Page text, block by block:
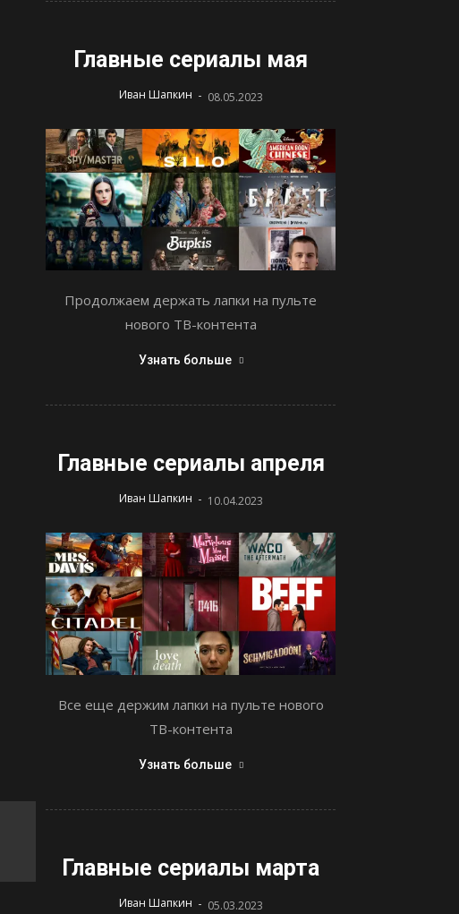
Главные сериалы мая
Иван Шапкин - 08.05.2023
Продолжаем держать лапки на пульте
нового ТВ-контента
Узнать больше
Главные сериалы апреля
Иван Шапкин - 10.04.2023
Все еще держим лапки на пульте нового
ТВ-контента
Узнать больше
Главные сериалы марта
Иван Шапкин - 05.03.2023